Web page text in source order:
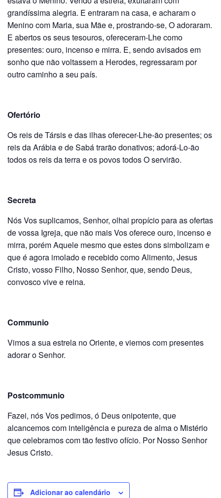
grandíssima alegria. E entraram na casa, e acha­ram o
Menino com Maria, sua Mãe e, prostrando-se, O adoraram.
E abertos os seus tesouros, ofereceram-Lhe como
presentes: ouro, incen­so e mirra. E, sendo avisados em
sonho que não voltassem a Herodes, regressaram por
outro caminho a seu país.
Ofertório
Os reis de Társis e das ilhas oferecer-Lhe-ão presentes; os
reis da Arábia e de Sabá trarão donativos; adorá-Lo-ão
todos os reis da terra e os povos todos O servirão.
Secreta
Nós Vos suplicamos, Senhor, olhai propício para as ofertas
de vossa Igreja, que não mais Vos ofere­ce ouro, incenso e
mirra, porém Aquele mesmo que estes dons simbolizam e
que é agora imolado e recebi­do como Alimento, Jesus
Cristo, vosso Filho, Nosso Senhor, que, sendo Deus,
convosco vive e reina.
Communio
Vimos a sua estrela no Oriente, e viemos com presentes
adorar o Senhor.
Postcommunio
Fazei, nós Vos pedimos, ó Deus onipo­tente, que
alcancemos com inteligência e pureza de alma o Mistério
que celebramos com tão festivo ofício. Por Nosso Senhor
Jesus Cristo.
Adicionar ao calendário